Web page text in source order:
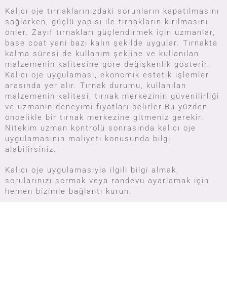
Kalıcı oje tırnaklarınızdaki sorunların kapatılmasını
sağlarken, güçlü yapısı ile tırnakların kırılmasını
önler. Zayıf tırnakları güçlendirmek için uzmanlar,
base coat yani bazı kalın şekilde uygular. Tırnakta
kalma süresi de kullanım şekline ve kullanılan
malzemenin kalitesine göre değişkenlik gösterir.
Kalıcı oje uygulaması, ekonomik estetik işlemler
arasında yer alır. Tırnak durumu, kullanılan
malzemenin kalitesi, tırnak merkezinin güvenilirliği
ve uzmanın deneyimi fiyatları belirler.Bu yüzden
öncelikle bir tırnak merkezine gitmeniz gerekir.
Nitekim uzman kontrolü sonrasında kalıcı oje
uygulamasının maliyeti konusunda bilgi
alabilirsiniz.
Kalıcı oje uygulamasıyla ilgili bilgi almak,
sorularınızı sormak veya randevu ayarlamak için
hemen bizimle bağlantı kurun.